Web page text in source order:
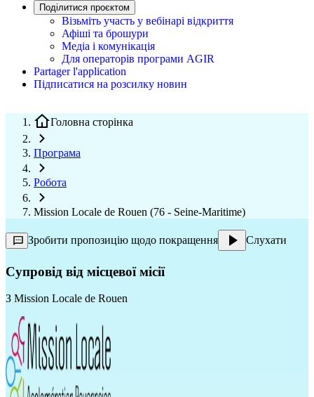
Поділитися проєктом
Візьміть участь у вебінарі відкриття
Афіші та брошури
Медіа і комунікація
Для операторів програми AGIR
Partager l'application
Підписатися на розсилку новин
Головна сторінка
Програма
Робота
Mission Locale de Rouen (76 - Seine-Maritime)
Зробити пропозицію щодо покращення Слухати
Супровід від місцевої місії
З Mission Locale de Rouen